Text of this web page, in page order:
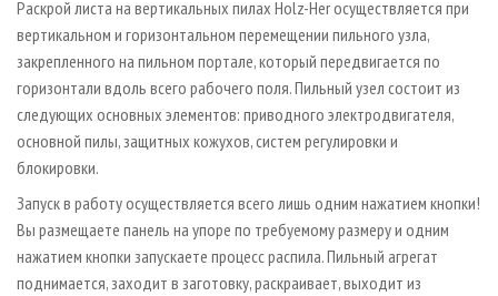
Раскрой листа на вертикальных пилах Holz­-Her осуществляется при
вертикальном и горизонтальном перемещении пильного узла,
закрепленного на пильном портале, который передвигается по
горизонтали вдоль всего рабочего поля. Пильный узел состоит из
следующих основных элементов: приводного электродвигателя,
основной пилы, защитных кожухов, систем регулировки и
блокировки.
Запуск в работу осуществляется всего лишь одним нажатием кнопки!
Вы размещаете панель на упоре по требуемому размеру и одним
нажатием кнопки запускаете процесс распила. Пильный агрегат
поднимается, заходит в заготовку, раскраивает, выходит из